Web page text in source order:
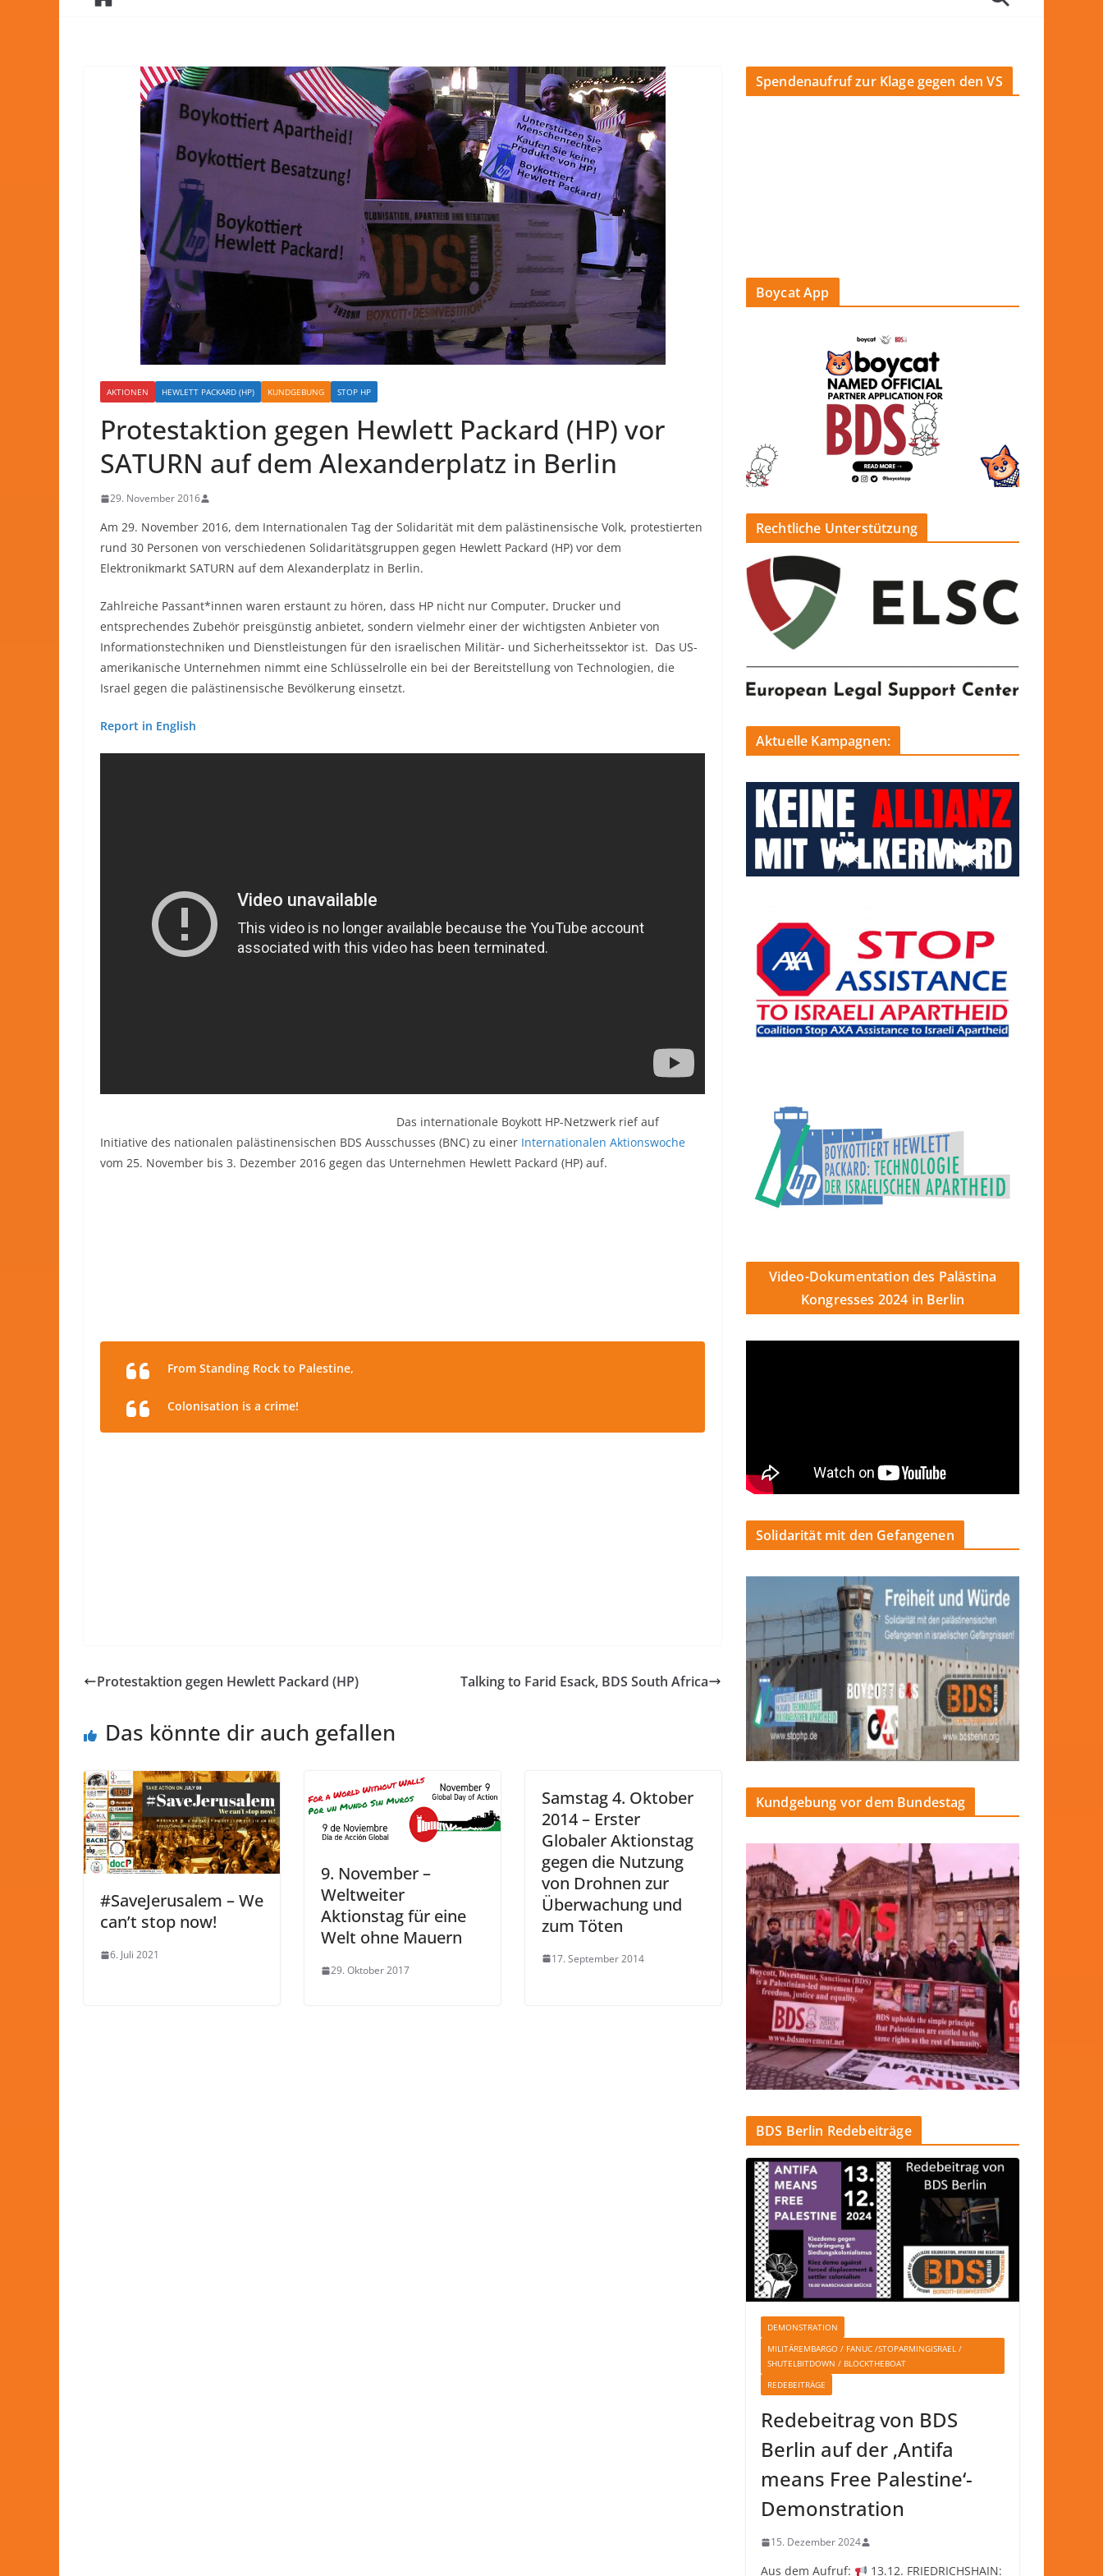
AKTIONEN HEWLETT PACKARD (HP) KUNDGEBUNG STOP HP
Protestaktion gegen Hewlett Packard (HP) vor
SATURN auf dem Alexanderplatz in Berlin
29. November 2016
Am 29. November 2016, dem Internationalen Tag der Solidarität mit dem palästinensische Volk, protestierten
rund 30 Personen von verschiedenen Solidaritätsgruppen gegen Hewlett Packard (HP) vor dem
Elektronikmarkt SATURN auf dem Alexanderplatz in Berlin.
Zahlreiche Passant*innen waren erstaunt zu hören, dass HP nicht nur Computer, Drucker und
entsprechendes Zubehör preisgünstig anbietet, sondern vielmehr einer der wichtigsten Anbieter von
Informationstechniken und Dienstleistungen für den israelischen Militär- und Sicherheitssektor ist. Das US-
amerikanische Unternehmen nimmt eine Schlüsselrolle ein bei der Bereitstellung von Technologien, die
Israel gegen die palästinensische Bevölkerung einsetzt.
Report in English
Das internationale Boykott HP-Netzwerk rief auf
Initiative des nationalen palästinensischen BDS Ausschusses (BNC) zu einer Internationalen Aktionswoche
vom 25. November bis 3. Dezember 2016 gegen das Unternehmen Hewlett Packard (HP) auf.
From Standing Rock to Palestine,
Colonisation is a crime!
Protestaktion gegen Hewlett Packard (HP) Talking to Farid Esack, BDS South Africa
Das könnte dir auch gefallen
#SaveJerusalem – We
can’t stop now!
6. Juli 2021
9. November –
Weltweiter
Aktionstag für eine
Welt ohne Mauern
29. Oktober 2017
Samstag 4. Oktober
2014 – Erster
Globaler Aktionstag
gegen die Nutzung
von Drohnen zur
Überwachung und
zum Töten
17. September 2014
Spendenaufruf zur Klage gegen den VS
Boycat App
Rechtliche Unterstützung
Aktuelle Kampagnen:
Video-Dokumentation des Palästina
Kongresses 2024 in Berlin
Solidarität mit den Gefangenen
Kundgebung vor dem Bundestag
BDS Berlin Redebeiträge
DEMONSTRATION
MILITÄREMBARGO / FANUC /STOPARMINGISRAEL /
SHUTELBITDOWN / BLOCKTHEBOAT
REDEBEITRÄGE
Redebeitrag von BDS
Berlin auf der ‚Antifa
means Free Palestine‘-
Demonstration
15. Dezember 2024
Aus dem Aufruf: 13.12. FRIEDRICHSHAIN: